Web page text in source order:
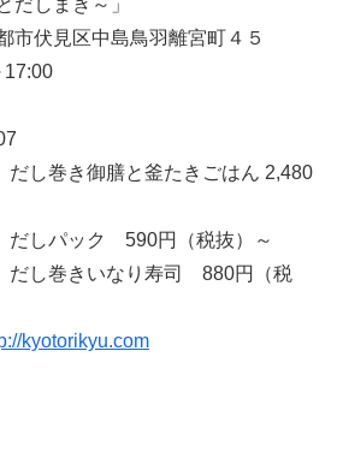
だしまき～」
市伏見区中島鳥羽離宮町４５
17:00
し巻き御膳と釜たきごはん 2,480
ク 590円（税抜）～
いなり寿司 880円（税
kyotorikyu.com